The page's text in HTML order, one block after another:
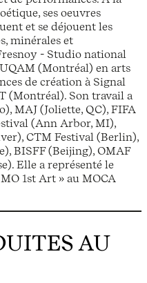
ses oeuvres
et se déjouent les
minérales et
- Studio national
(Montréal) en arts
de création à Signal
(Montréal). Son travail a
MAJ (Joliette, QC), FIFA
(Ann Arbor, MI),
CTM Festival (Berlin),
BISFF (Beijing), OMAF
Elle a représenté le
1st Art » au MOCA
AU